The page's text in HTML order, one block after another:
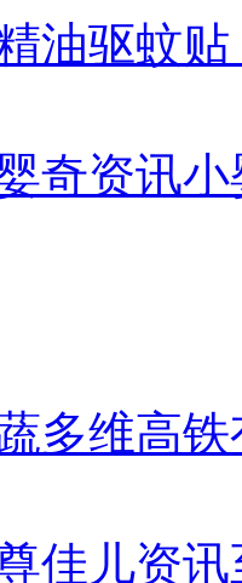
油驱蚊
奇资讯小
多维高
佳儿资讯